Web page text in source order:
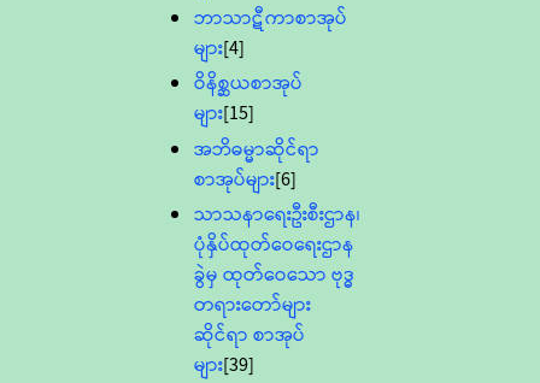
ဘာသာဋီကာစာအုပ်
များ[4]
ဝိနိစ္ဆယစာအုပ်
များ[15]
အဘိဓမ္မာဆိုင်ရာ
စာအုပ်များ[6]
သာသနာရေးဦးစီးဌာန၊
ပုံနှိပ်ထုတ်ဝေရေးဌာန
ခွဲမှ ထုတ်ဝေသော ဗုဒ္ဓ
တရားတော်များ
ဆိုင်ရာ စာအုပ်
များ[39]